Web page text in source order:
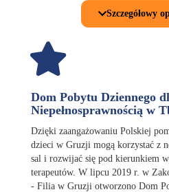
Szczegółowy
Dom Pobytu Dziennego
Niepełnosprawnością w
Dzięki zaangażowaniu Polskiej
dzieci w Gruzji mogą korzystać z
sal i rozwijać się pod kierunkiem
terapeutów. W lipcu 2019 r. w
- Filia w Gruzji otworzono Dom